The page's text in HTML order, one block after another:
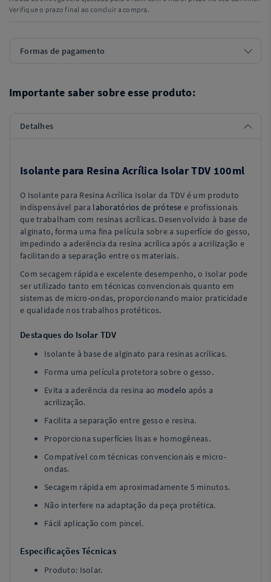
Verifique o prazo final ao concluir a compra.
Formas de pagamento
Importante saber sobre esse produto:
Detalhes
Isolante para Resina Acrílica Isolar TDV 100ml
O Isolante para Resina Acrílica Isolar da TDV é um produto
indispensável para laboratórios de prótese e profissionais
que trabalham com resinas acrílicas. Desenvolvido à base de
alginato, forma uma fina película sobre a superfície do gesso,
impedindo a aderência da resina acrílica após a acrilização e
facilitando a separação entre os materiais.
Com secagem rápida e excelente desempenho, o Isolar pode
ser utilizado tanto em técnicas convencionais quanto em
sistemas de micro-ondas, proporcionando maior praticidade
e qualidade nos trabalhos protéticos.
Destaques do Isolar TDV
Isolante à base de alginato para resinas acrílicas.
Forma uma película protetora sobre o gesso.
Evita a aderência da resina ao modelo após a
acrilização.
Facilita a separação entre gesso e resina.
Proporciona superfícies lisas e homogêneas.
Compatível com técnicas convencionais e micro-
ondas.
Secagem rápida em aproximadamente 5 minutos.
Não interfere na adaptação da peça protética.
Fácil aplicação com pincel.
Especificações Técnicas
Produto: Isolar.